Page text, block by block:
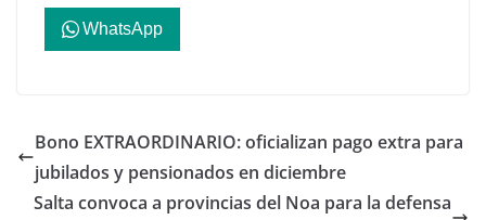
WhatsApp
Bono EXTRAORDINARIO: oficializan pago extra para
jubilados y pensionados en diciembre
Salta convoca a provincias del Noa para la defensa